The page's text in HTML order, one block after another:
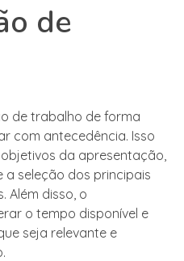
de
de trabalho de forma
com antecedência. Isso
da apresentação,
a seleção dos principais
Além disso, o
o tempo disponível e
seja relevante e